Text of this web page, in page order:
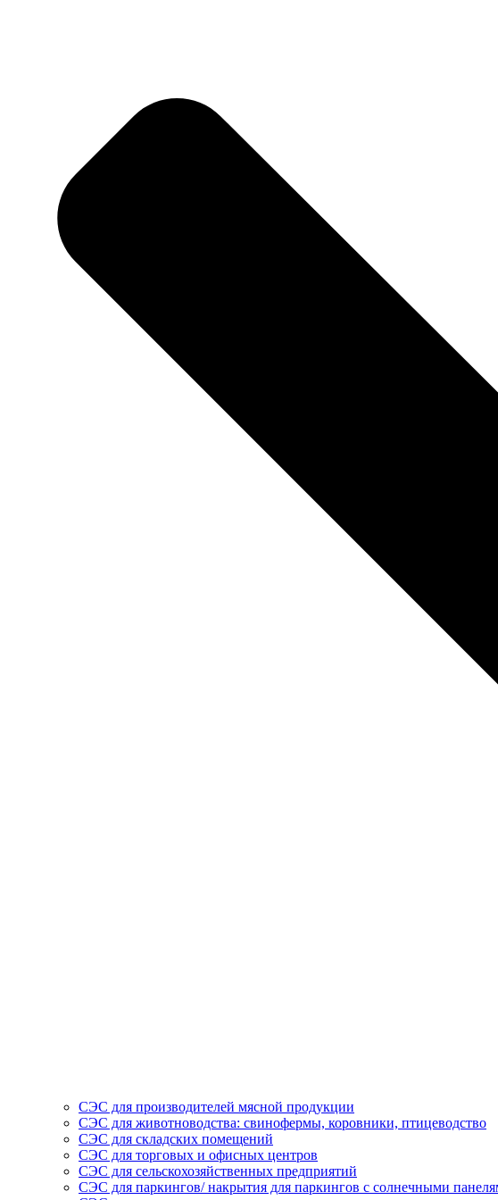
СЭС для производителей мясной продукции
СЭС для животноводства: свинофермы, коровники, птицеводство
СЭС для складских помещений
СЭС для торговых и офисных центров
СЭС для сельскохозяйственных предприятий
СЭС для паркингов/ накрытия для паркингов с солнечными